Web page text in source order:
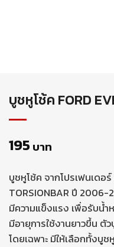
บูชหูโช้ค FORD
195 บาท
บูชหูโช้ค จากโปรเฟนเดอ
TORSIONBAR ปี
มีความแข็งแรง เพื่อรับน้ำ
มีอายุการใช้งานยาวขึ้น
โดยเฉพาะ มีให้เลือกทั้งบู